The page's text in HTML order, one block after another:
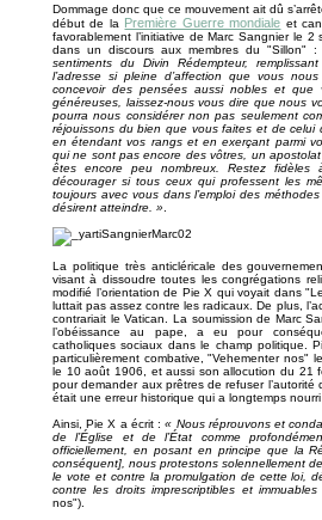
Dommage donc que ce mouvement ait dû
début de la Première Guerre mondiale et
favorablement l’initiative de Marc Sangnier le
dans un discours aux membres du "Sillon"
sentiments du Divin Rédempteur,
l’adresse si pleine d’affection que vous
concevoir des pensées aussi nobles et que
généreuses, laissez-nous vous dire que nous
pourra nous considérer non pas seulement
réjouissons du bien que vous faites et de
en étendant vos rangs et en exerçant parmi
qui ne sont pas encore des vôtres, un
êtes encore peu nombreux. Restez
décourager si tous ceux qui professent les
toujours avec vous dans l’emploi des
désirent atteindre. »
La politique très anticléricale des
visant à dissoudre toutes les congrégations
modifié l’orientation de Pie X qui voyait dans
luttait pas assez contre les radicaux. De plus,
contrariait le Vatican. La soumission de Marc
l’obéissance au pape, a eu pour
catholiques sociaux dans le champ politique.
particulièrement combative, "Vehementer nos"
le 10 août 1906, et aussi son allocution du 21
pour demander aux prêtres de refuser
était une erreur historique qui a longtemps nourri
Ainsi, Pie X a écrit :« Nous réprouvons et
de l’Église et de l’État comme
officiellement, en posant en principe que la
conséquent], nous protestons solennellement
le vote et contre la promulgation de cette loi,
contre les droits imprescriptibles et
nos").